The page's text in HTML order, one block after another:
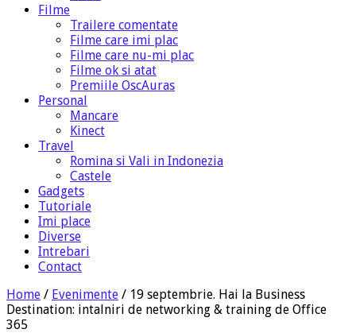
Filme
Trailere comentate
Filme care imi plac
Filme care nu-mi plac
Filme ok si atat
Premiile OscAuras
Personal
Mancare
Kinect
Travel
Romina si Vali in Indonezia
Castele
Gadgets
Tutoriale
Imi place
Diverse
Intrebari
Contact
Home / Evenimente / 19 septembrie. Hai la Business
Destination: intalniri de networking & training de Office
365